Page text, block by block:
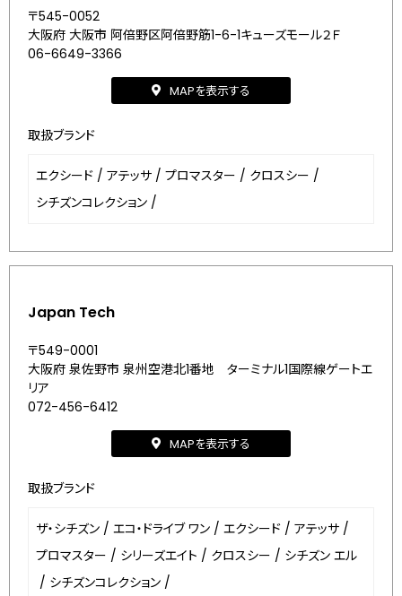
〒545-0052
大阪府 大阪市 阿倍野区阿倍野筋1-6-1キューズモール２Ｆ
06-6649-3366
MAPを表示する
取扱ブランド
エクシード / アテッサ / プロマスター / クロスシー /
シチズンコレクション /
Japan Tech
〒549-0001
大阪府 泉佐野市 泉州空港北1番地 ターミナル1国際線ゲートエ
リア
072-456-6412
MAPを表示する
取扱ブランド
ザ・シチズン / エコ・ドライブ ワン / エクシード / アテッサ /
プロマスター / シリーズエイト / クロスシー / シチズン エル
/ シチズンコレクション /